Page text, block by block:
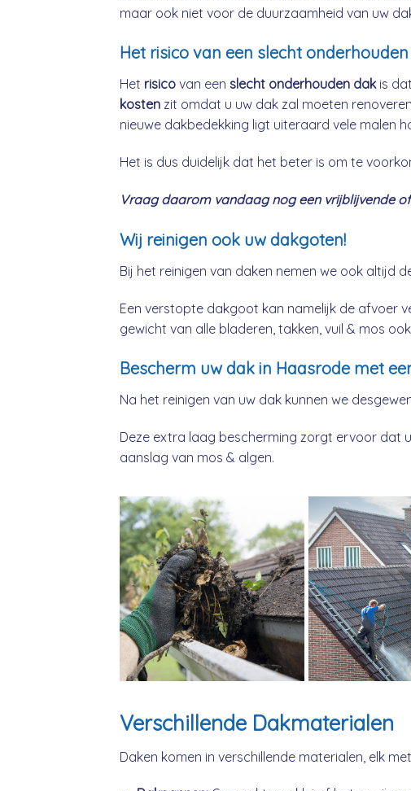
maar ook niet voor de duurzaamheid van uw
Het risico van een slecht
Het risico van een slecht onderhouden dakis
kosten zit omdat u uw dak zal moeten
nieuwe dakbedekking ligt uiteraard vele malen
Het is dus duidelijk dat het beter is om te
Vraag daarom vandaag nog een vrijblijvende
Wij reinigen ook uw dakgoten!
Bij het reinigen van daken nemen we ook altijd
Een verstopte dakgoot kan namelijk de afvoer
gewicht van alle bladeren, takken, vuil & mos
Bescherm uw dak in Haasrode met
Na het reinigen van uw dak kunnen we
Deze extra laag bescherming zorgt ervoor dat
aanslag van mos & algen.
Verschillende Dakmaterialen
Daken komen in verschillende materialen, elk